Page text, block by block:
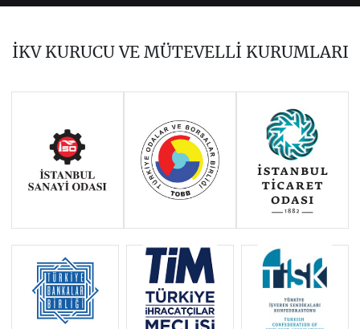
2023 2022 2021
İKV KURUCU VE MÜTEVELLİ KURUMLARI